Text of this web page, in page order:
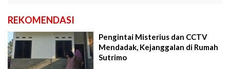
REKOMENDASI
Pengintai Misterius dan CCTV
Mendadak, Kejanggalan di Rumah
Sutrimo